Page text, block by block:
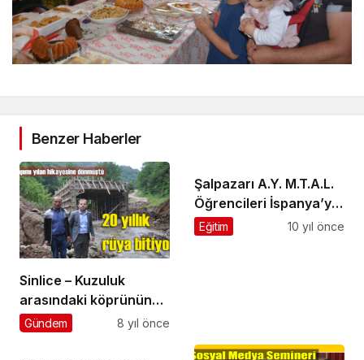
Benzer Haberler
Sinlice – Kuzuluk
arasındaki köprünün
yapımına başlandı
Gündem 8 yıl önce
Şalpazarı A.Y. M.T.A.L.
Öğrencileri İspanya’ya
hareket etti
Eğitim 10 yıl önce